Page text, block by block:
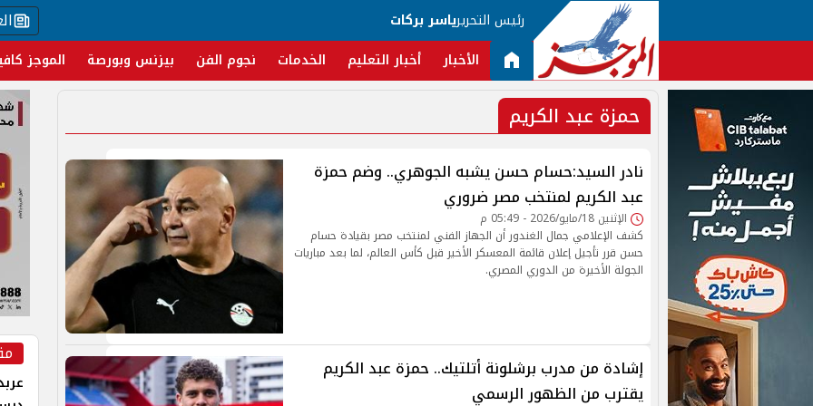
رئيس التحريرياسر بركات
الأخبار أخبار التعليم الخدمات نجوم الفن بيزنس وبورصة الموجز
حمزة عبد الكريم
نادر السيد:حسام حسن يشبه الجوهري.. وضم حمزة
عبد الكريم لمنتخب مصر ضروري
الإثنين 18/مايو/2026 - 05:49 م
كشف الإعلامي جمال الغندور أن الجهاز الفني لمنتخب مصر بقيادة حسام
حسن قرر تأجيل إعلان قائمة المعسكر الأخير قبل كأس العالم، لما بعد مباريات
الجولة الأخيرة من الدوري المصري.
إشادة من مدرب برشلونة أتلتيك.. حمزة عبد الكريم
يقترب من الظهور الرسمي